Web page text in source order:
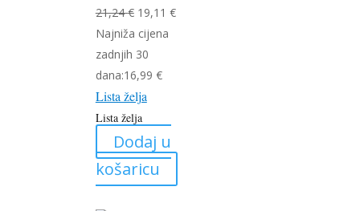
21,24€ Izvorna
cijena
bila
je:
21,24 €.
19,11 €Trenutna
Najniža cijena
zadnjih 30
dana:16,99 €
Lista želja
Lista želja
Dodaj u
košaricu